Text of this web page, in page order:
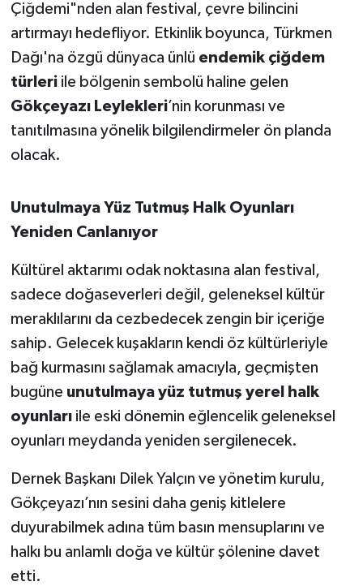
Çiğdemi"nden alan festival, çevre bilincini
artırmayı hedefliyor. Etkinlik boyunca, Türkmen
Dağı'na özgü dünyaca ünlü endemik çiğdem
türleriile bölgenin sembolü haline gelen
Gökçeyazı Leylekleri’nin korunması ve
tanıtılmasına yönelik bilgilendirmeler ön planda
olacak.
Unutulmaya Yüz Tutmuş Halk Oyunları
Yeniden Canlanıyor
Kültürel aktarımı odak noktasına alan festival,
sadece doğaseverleri değil, geleneksel kültür
meraklılarını da cezbedecek zengin bir içeriğe
sahip. Gelecek kuşakların kendi öz kültürleriyle
bağ kurmasını sağlamak amacıyla, geçmişten
bugüne unutulmaya yüz tutmuş yerel halk
oyunlarıile eski dönemin eğlencelik geleneksel
oyunları meydanda yeniden sergilenecek.
Dernek Başkanı Dilek Yalçın ve yönetim kurulu,
Gökçeyazı’nın sesini daha geniş kitlelere
duyurabilmek adına tüm basın mensuplarını ve
halkı bu anlamlı doğa ve kültür şölenine davet
etti.
Sındırgı
SPOR
SÜRMANŞET
Susurluk
TARİHTE BUGÜN
Trend
VİZYONDAKİLER
YAŞAM